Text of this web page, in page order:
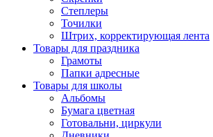
Степлеры
Точилки
Штрих, корректирующая лента
Товары для праздника
Грамоты
Папки адресные
Товары для школы
Альбомы
Бумага цветная
Готовальни, циркули